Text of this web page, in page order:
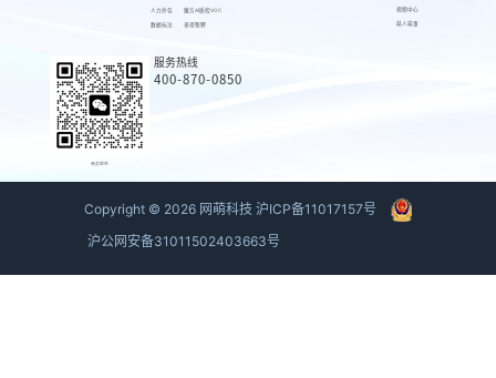
人力外包
数据标注
魔方AI质检VOC
来呗智聘
视频中心
萌人萌事
商务联系
服务热线
400-870-0850
Copyright © 2026 网萌科技 沪ICP备11017157号
沪公网安备31011502403663号